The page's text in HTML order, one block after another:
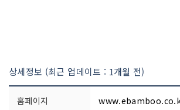
상세정보 (최근 업데이트 : 1개월 전)
홈페이지